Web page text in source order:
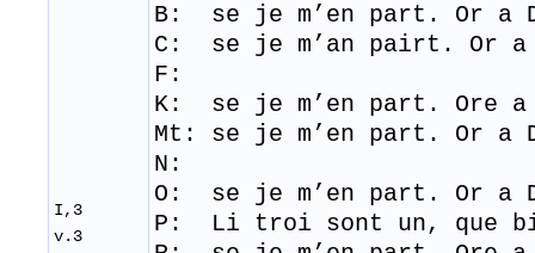
I,3
v.3
B: se je m’en part. Or a
C: se je m’an pairt. Or a
F:
K: se je m’en part. Ore a
Mt: se je m’en part. Or a
N:
O: se je m’en part. Or a
P: Li troi sont un, que